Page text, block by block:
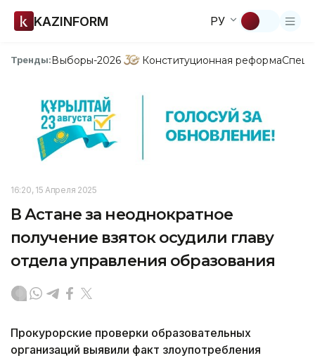
KAZINFORM РУ
Тренды:Выборы-2026 Конституционная реформа
16:20, 15 Апреля 2025
В Астане за неоднократное
получение взяток осудили главу
отдела управления образования
Прокурорские проверки образовательных
организаций выявили факт злоупотребления